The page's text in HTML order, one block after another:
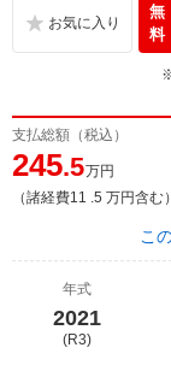
無
料
支払総額（税込）
245.5万円
（諸経費11 .5 万円含む）
こ
年式
2021
(R3)